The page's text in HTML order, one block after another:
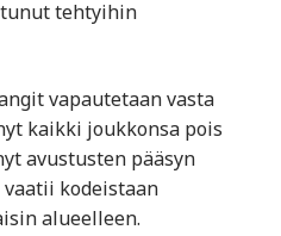
tehtyihin
vapautetaan vasta
kaikki joukkonsa pois
avustusten pääsyn
kodeistaan
alueelleen.